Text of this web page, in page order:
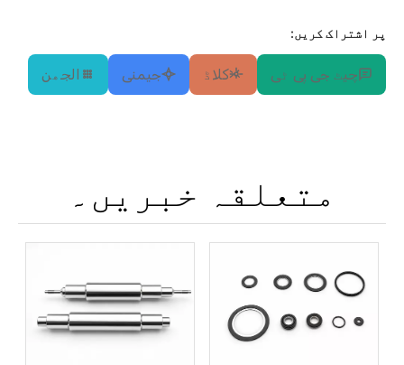
پر اشتراک کریں:
چیٹ جی پی ٹی کلاڈ جیمنی الجھن
متعلقہ خبریں۔